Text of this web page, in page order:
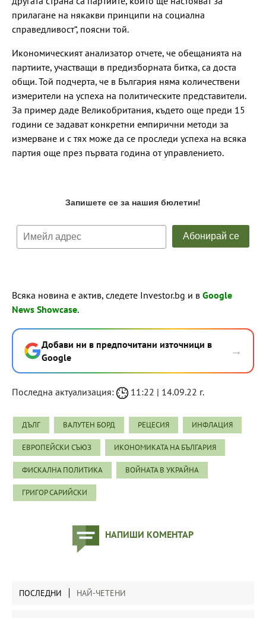
прилагане на някакви принципи на социална
справедливост“, поясни той.
Икономическият анализатор отчете, че обещанията на
партиите, участващи в предизборната битка, са доста
общи. Той подчерта, че в България няма количествени
измерители на успеха на политическите представители.
За пример даде Великобритания, където още преди 15
години се задават конкретни емпирични методи за
измерване и с тях може да се проследи успеха на всяка
партия още през първата година от управлението.
Всяка новина е актив, следете Investor.bg и в Google
News Showcase.
Добави ни в предпочитани източници в
Google
→
Последна актуализация: 11:22 | 14.09.22 г.
ДЪЛГ ВАЛУТЕН БОРД РЕЦЕСИЯ ИНФЛАЦИЯ
ЕВРОПЕЙСКИ СЪЮЗ ИКОНОМИКАТА НА БЪЛГАРИЯ
ФИСКАЛНА ПОЛИТИКА ВОЙНАТА В УКРАЙНА
ГРИГОР САРИЙСКИ
НАПИШИ КОМЕНТАР
ПОСЛЕДНИ НАЙ-ЧЕТЕНИ